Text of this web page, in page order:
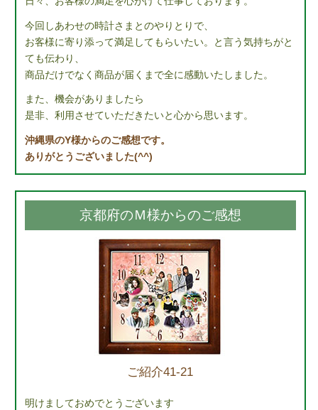
今回しあわせの時計さまとのやりとりで、
お客様に寄り添って満足してもらいたい。と言う気持ちがと
ても伝わり、
商品だけでなく商品が届くまで全に感動いたしました。
また、機会がありましたら
是非、利用させていただきたいと心から思います。
沖縄県のY様からのご感想です。
ありがとうございました(^^)
京都府のＭ様からのご感想
ご紹介41-21
明けましておめでとうございます